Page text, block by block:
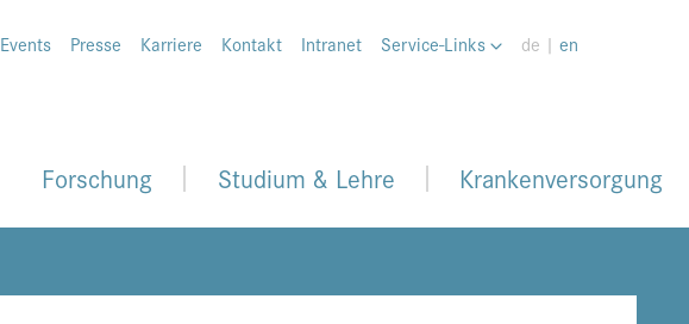
Events Presse Karriere Kontakt Intranet Service-Links de | en
Forschung Studium & Lehre Krankenversorgung